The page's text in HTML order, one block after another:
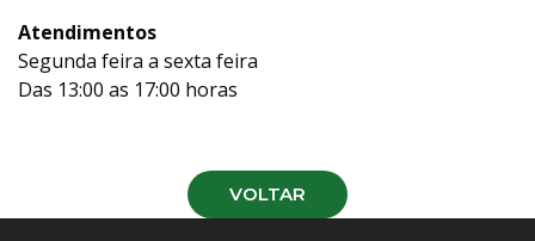
Atendimentos
Segunda feira a sexta feira
Das 13:00 as 17:00 horas
VOLTAR